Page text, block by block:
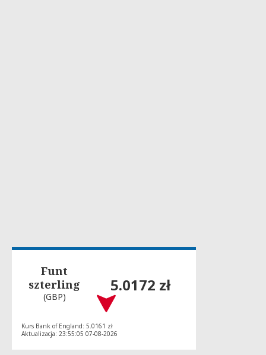
Funt
szterling
(GBP)
5.0172 zł
Kurs Bank of England: 5.0161 zł
Aktualizacja: 23:55:05 07-08-2026